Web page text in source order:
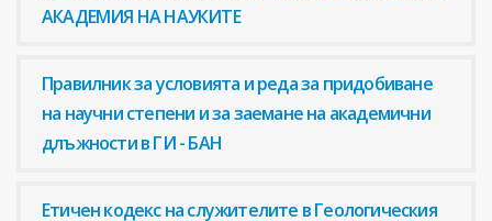
АКАДЕМИЯ НА НАУКИТЕ
Правилник за условията и реда за придобиване
на научни степени и за заемане на академични
длъжности в ГИ - БАН
Етичен кодекс на служителите в Геологическия